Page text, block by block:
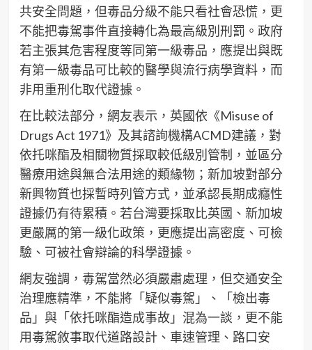
共安全問題，但毒品分級不能只看社會恐慌，更
不能把毒駕事件直接轉化為最高級別刑罰。政府
若主張其危害程度等同第一級毒品，應提出與既
有第一級毒品可比較的醫學與流行病學資料，而
非用重刑化取代證據。
在比較法部分，網友表示，英國依《Misuse of
Drugs Act 1971》及其諮詢機構ACMD建議，對
依托咪酯及相關物質採取較低級別管制，並區分
醫療用途與無合法用途的類緣物；新加坡對部分
新興物質也採暫時列管方式，並承認長期成癮性
證據仍有待累積。若台灣要採取比英國、新加坡
更嚴厲的第一級化政策，更應提出高密度、可檢
驗、可被社會辯論的科學證據。
網友強調，毒駕當然必須嚴肅處理，但交通安全
治理應精準，不能將「疑似毒駕」、「檢出毒
品」與「依托咪酯造成事故」混為一談，更不能
用毒駕敘事取代道路設計、車速管理、路口安